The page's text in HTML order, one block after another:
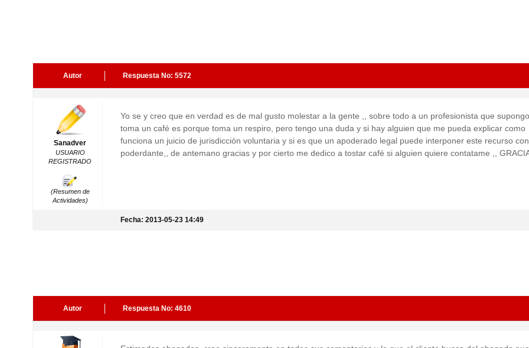
Autor Respuesta No: 5572
Sanadver
USUARIO
REGISTRADO
(Resumen de
Actividades)
Yo se y creo que en verdad es de mal gusto molestar a la gente ,, sobre todo a un profesionista que
toma un café es porque toma un respiro, pero tengo una duda y si hay alguien que me pueda explicar como
funciona un juicio de jurisdicción voluntaria y si es que un apoderado legal puede interponer este recurso
poderdante,, de antemano gracias y por cierto me dedico a tostar café si alguien quiere contatame ,,
Fecha: 2013-05-23 14:49
Autor Respuesta No: 4610